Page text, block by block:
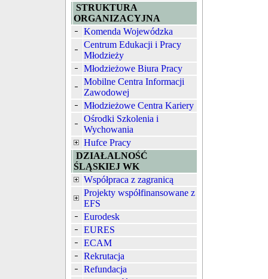
STRUKTURA
ORGANIZACYJNA
Komenda Wojewódzka
Centrum Edukacji i Pracy
Młodzieży
Młodzieżowe Biura Pracy
Mobilne Centra Informacji
Zawodowej
Młodzieżowe Centra Kariery
Ośrodki Szkolenia i
Wychowania
Hufce Pracy
DZIAŁALNOŚĆ
ŚLĄSKIEJ WK
Współpraca z zagranicą
Projekty współfinansowane z
EFS
Eurodesk
EURES
ECAM
Rekrutacja
Refundacja